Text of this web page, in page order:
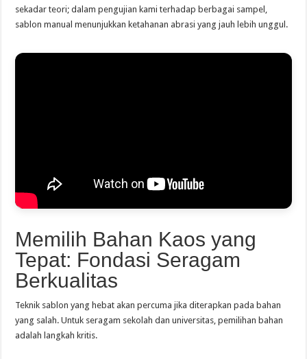
sekadar teori; dalam pengujian kami terhadap berbagai sampel,
sablon manual menunjukkan ketahanan abrasi yang jauh lebih unggul.
Memilih Bahan Kaos yang
Tepat: Fondasi Seragam
Berkualitas
Teknik sablon yang hebat akan percuma jika diterapkan pada bahan
yang salah. Untuk seragam sekolah dan universitas, pemilihan bahan
adalah langkah kritis.